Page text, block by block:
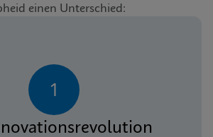
einen Unterschied:
1